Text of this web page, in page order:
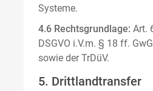
Systeme.
4.6 Rechtsgrundlage: Art.
DSGVO i.V.m. § 18 ff.
sowie der TrDüV.
5. Drittlandtransfer